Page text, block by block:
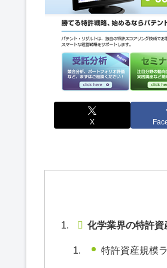
X
化学業界の特許
特許資産規模